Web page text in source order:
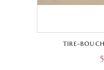
TIRE-